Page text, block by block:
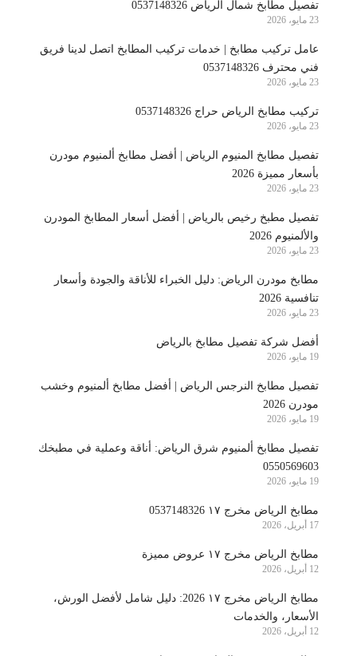
تفصيل مطابخ شمال الرياض 0537148326
23 مايو، 2026
عامل تركيب مطابخ | خدمات تركيب المطابخ اتصل لدينا فريق
فني محترف 0537148326
23 مايو، 2026
تركيب مطابخ الرياض حراج 0537148326
23 مايو، 2026
تفصيل مطابخ المنيوم الرياض | أفضل مطابخ ألمنيوم مودرن
بأسعار مميزة 2026
23 مايو، 2026
تفصيل مطبخ رخيص بالرياض | أفضل أسعار المطابخ المودرن
والألمنيوم 2026
23 مايو، 2026
مطابخ مودرن الرياض: دليل الخبراء للأناقة والجودة وأسعار
تنافسية 2026
23 مايو، 2026
أفضل شركة تفصيل مطابخ بالرياض
19 مايو، 2026
تفصيل مطابخ النرجس الرياض | أفضل مطابخ ألمنيوم وخشب
مودرن 2026
19 مايو، 2026
تفصيل مطابخ ألمنيوم شرق الرياض: أناقة وعملية في مطبخك
0550569603
19 مايو، 2026
مطابخ الرياض مخرج ١٧ 0537148326
17 أبريل، 2026
مطابخ الرياض مخرج ١٧ عروض مميزة
12 أبريل، 2026
مطابخ الرياض مخرج ١٧ 2026: دليل شامل لأفضل الورش،
الأسعار، والخدمات
12 أبريل، 2026